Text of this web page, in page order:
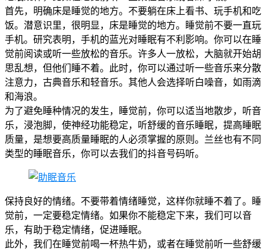
首先，明确床是睡觉的地方。不要躺在床上看书、玩手机和吃
饭。潜意识里，很明显，床是睡觉的地方。睡觉前不要一直玩
手机。研究表明，手机的蓝光对睡眠有不利影响。你可以在睡
觉前阅读或听一些放松的音乐。许多人一放松，大脑就开始胡
思乱想，但他们睡不着。此时，你可以通过听一些音乐来分散
注意力，古典音乐和轻音乐。其他人会选择听白噪音，如雨滴
和海浪。
为了避免睡种情况的发生，睡觉前，你可以适当地散步，听音
乐，浸泡脚，使神经功能稳定，听舒缓的音乐睡眠，提高睡眠
质量，是想要高质量睡眠的人必须掌握的原则。兰丝也有不同
类型的睡眠音乐，你可以去我们的抖音号码听。
保持良好的情绪。不要带着情绪睡觉，这样你就睡不着了。睡
觉前，一定要稳定情绪。如果你不能稳定下来，我们可以音
乐，有助于稳定情绪，促进睡眠。
此外，我们在睡觉前喝一杯热牛奶，或者在睡觉前听一些舒缓